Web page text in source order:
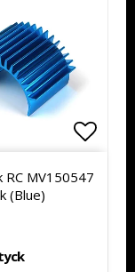
Lägg
Lägg
RC MV150547
(Blue)